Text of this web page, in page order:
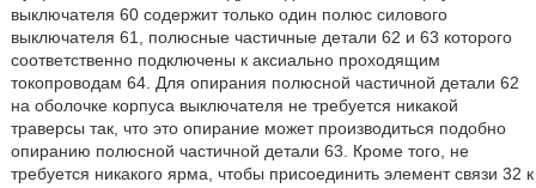
выключателя 60 содержит только один полюс силового
выключателя 61, полюсные частичные детали 62 и 63 которого
соответственно подключены к аксиально проходящим
токопроводам 64. Для опирания полюсной частичной детали 62
на оболочке корпуса выключателя не требуется никакой
траверсы так, что это опирание может производиться подобно
опиранию полюсной частичной детали 63. Кроме того, не
требуется никакого ярма, чтобы присоединить элемент связи 32 к